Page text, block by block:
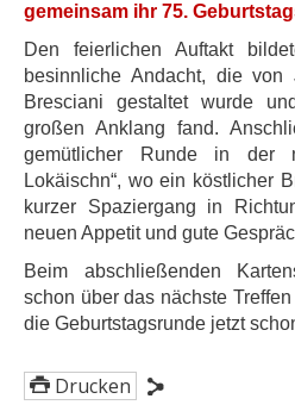
gemeinsam ihr 75.
Den feierlichen Auftakt
besinnliche Andacht, die von
Bresciani gestaltet wurde
großen Anklang fand.
gemütlicher Runde in der
Lokäischn“, wo ein köstlicher
kurzer Spaziergang in
neuen Appetit und gute
Beim abschließenden
schon über das nächste
die Geburtstagsrunde jetzt
Drucken